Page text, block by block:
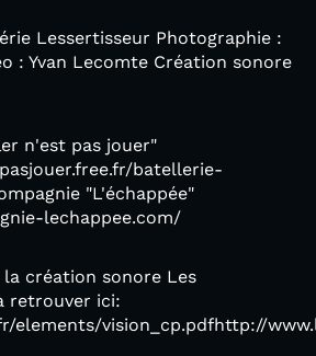
Lessertisseur Photographie :
: Yvan Lecomte Création sonore
n'est pas jouer"
batellerie-
"L'échappée"
lechappee.com/
création sonore Les
retrouver ici:
elements/vision_cp.pdfhttp://